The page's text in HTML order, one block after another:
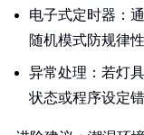
电子式定时器：
随机模式防规律性
异常处理：若灯
状态或程序设定